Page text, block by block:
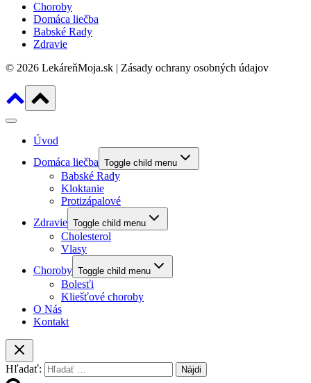
Choroby
Domáca liečba
Babské Rady
Zdravie
© 2026 LekáreňMoja.sk | Zásady ochrany osobných údajov
Úvod
Domáca liečba Toggle child menu
Babské Rady
Kloktanie
Protizápalové
Zdravie Toggle child menu
Cholesterol
Vlasy
Choroby Toggle child menu
Bolesťi
Kliešťové choroby
O Nás
Kontakt
Hľadať: